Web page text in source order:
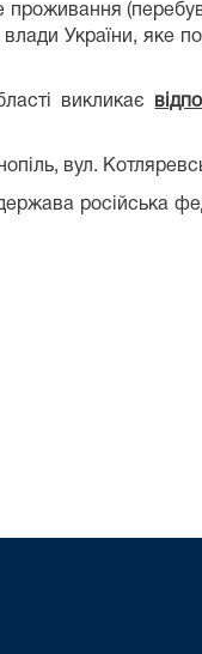
проживання
України, яке
викликає
вул.
російська